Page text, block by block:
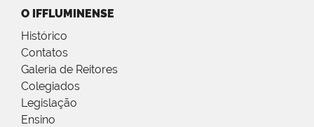
O IFFLUMINENSE
Histórico
Contatos
Galeria de Reitores
Colegiados
Legislação
Ensino